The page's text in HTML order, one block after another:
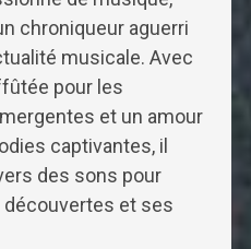
chroniqueur aguerri
musicale. Avec
pour les
et un amour
captivantes, il
des sons pour
découvertes et ses